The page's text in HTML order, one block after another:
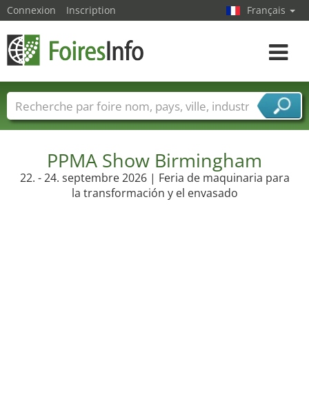
PPMA Show Birmingham
22. - 24. septembre 2026 | Feria de maquinaria para
la transformación y el envasado
Connexion Inscription Français
Toggle
Foire noms Pays Villes
Secteurs de foire